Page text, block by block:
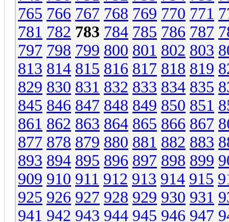
765 766 767 768 769 770 771
781 782 783 784 785 786 787
797 798 799 800 801 802 803
813 814 815 816 817 818 819
829 830 831 832 833 834 835
845 846 847 848 849 850 851
861 862 863 864 865 866 867
877 878 879 880 881 882 883
893 894 895 896 897 898 899
909 910 911 912 913 914 915
925 926 927 928 929 930 931
941 942 943 944 945 946 947